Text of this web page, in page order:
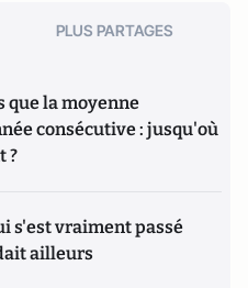
PLUS PARTAGES
que la moyenne
consécutive : jusqu'où
?
s'est vraiment passé
ailleurs